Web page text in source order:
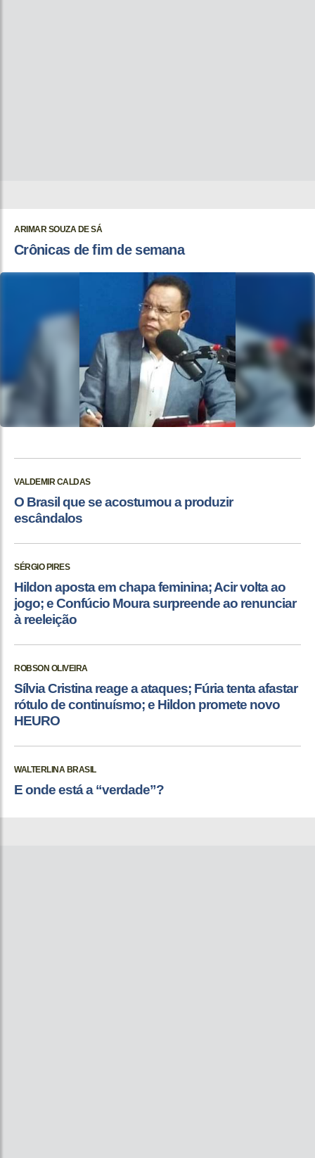
ARIMAR SOUZA DE SÁ
Crônicas de fim de semana
VALDEMIR CALDAS
O Brasil que se acostumou a produzir
escândalos
SÉRGIO PIRES
Hildon aposta em chapa feminina; Acir volta ao
jogo; e Confúcio Moura surpreende ao renunciar
à reeleição
ROBSON OLIVEIRA
Sílvia Cristina reage a ataques; Fúria tenta afastar
rótulo de continuísmo; e Hildon promete novo
HEURO
WALTERLINA BRASIL
E onde está a “verdade”?